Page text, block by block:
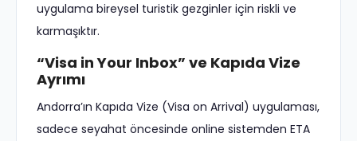
uygulama bireysel turistik gezginler için riskli ve
karmaşıktır.
“Visa in Your Inbox” ve Kapıda Vize
Ayrımı
Andorra’ın Kapıda Vize (Visa on Arrival) uygulaması,
sadece seyahat öncesinde online sistemden ETA